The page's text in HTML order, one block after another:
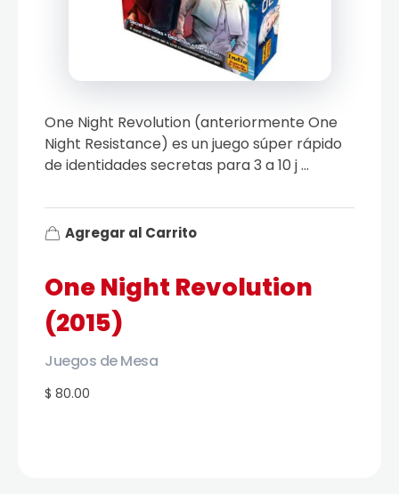
One Night Revolution
(2015)
$ 80.00
Juegos de Mesa
One Night Revolution (anteriormente One
Night Resistance) es un juego súper rápido
de identidades secretas para 3 a 10 j ...
Agregar al Carrito